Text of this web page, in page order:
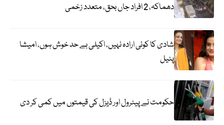
دھماکہ، 2 افراد جاں بحق، متعدد زخمی
شادی کا کوئی ارادہ نہیں، اکیلی بے حد خوش ہوں، امیشا
پٹیل
حکومت نے پیٹرول اور ڈیزل کی قیمتوں میں کمی کر دی